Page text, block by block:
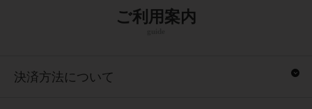
ご利用案内
決済方法について